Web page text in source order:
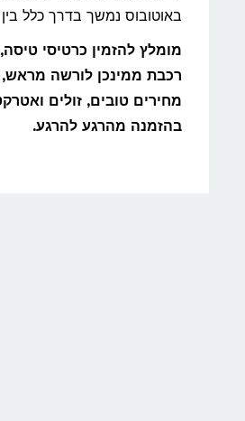
באוטובוס נמשך בדרך כלל בין 14 ל-17 שעות.
מומלץ להזמין כרטיסי
רכבת ממינכן לורשה מראש,
מחירים טובים, זולים
בהזמנה מהרגע להרגע.